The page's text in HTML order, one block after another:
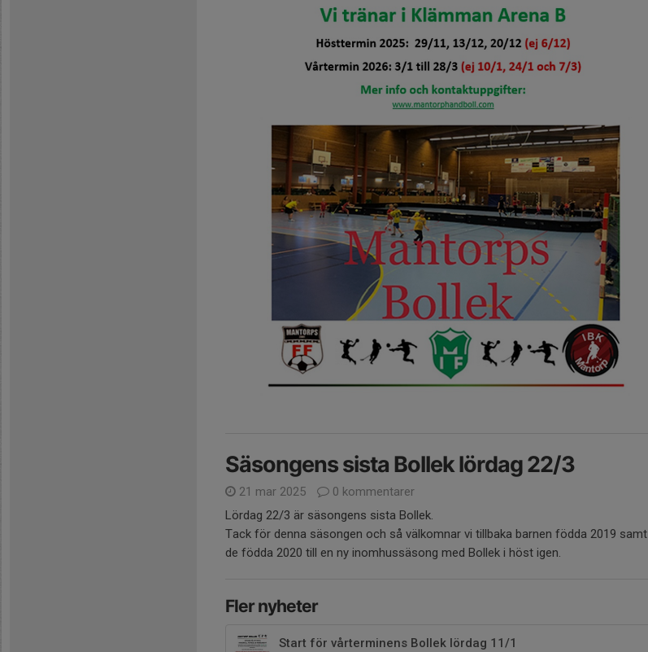
Säsongens sista Bollek lördag 22/3
21 mar 2025
0 kommentarer
Lördag 22/3 är säsongens sista Bollek.
Tack för denna säsongen och så välkomnar vi tillbaka barnen födda 2019 samt
de födda 2020 till en ny inomhussäsong med Bollek i höst igen.
Fler nyheter
Start för vårterminens Bollek lördag 11/1